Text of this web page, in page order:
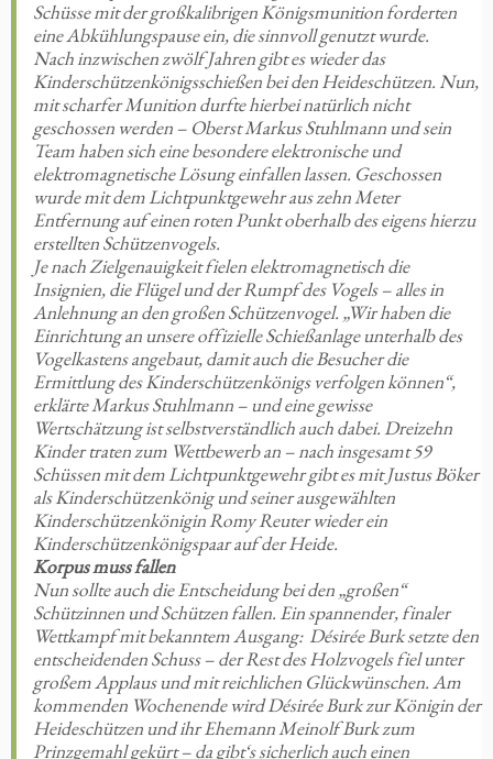
Schüsse mit der großkalibrigen Königsmunition forderten
eine Abkühlungspause ein, die sinnvoll genutzt wurde.
Nach inzwischen zwölf Jahren gibt es wieder das
Kinderschützenkönigsschießen bei den Heideschützen. Nun,
mit scharfer Munition durfte hierbei natürlich nicht
geschossen werden – Oberst Markus Stuhlmann und sein
Team haben sich eine besondere elektronische und
elektromagnetische Lösung einfallen lassen. Geschossen
wurde mit dem Lichtpunktgewehr aus zehn Meter
Entfernung auf einen roten Punkt oberhalb des eigens hierzu
erstellten Schützenvogels.
Je nach Zielgenauigkeit fielen elektromagnetisch die
Insignien, die Flügel und der Rumpf des Vogels – alles in
Anlehnung an den großen Schützenvogel. „Wir haben die
Einrichtung an unsere offizielle Schießanlage unterhalb des
Vogelkastens angebaut, damit auch die Besucher die
Ermittlung des Kinderschützenkönigs verfolgen können“,
erklärte Markus Stuhlmann – und eine gewisse
Wertschätzung ist selbstverständlich auch dabei. Dreizehn
Kinder traten zum Wettbewerb an – nach insgesamt 59
Schüssen mit dem Lichtpunktgewehr gibt es mit Justus Böker
als Kinderschützenkönig und seiner ausgewählten
Kinderschützenkönigin Romy Reuter wieder ein
Kinderschützenkönigspaar auf der Heide.
Korpus muss fallen
Nun sollte auch die Entscheidung bei den „großen“
Schützinnen und Schützen fallen. Ein spannender, finaler
Wettkampf mit bekanntem Ausgang: Désirée Burk setzte den
entscheidenden Schuss – der Rest des Holzvogels fiel unter
großem Applaus und mit reichlichen Glückwünschen. Am
kommenden Wochenende wird Désirée Burk zur Königin der
Heideschützen und ihr Ehemann Meinolf Burk zum
Prinzgemahl gekürt – da gibt‘s sicherlich auch einen